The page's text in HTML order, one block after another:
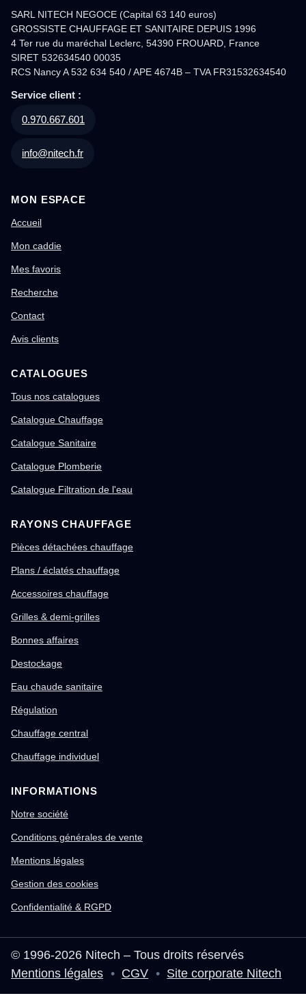
SARL NITECH NEGOCE (Capital 63 140 euros)
GROSSISTE CHAUFFAGE ET SANITAIRE DEPUIS 1996
4 Ter rue du maréchal Leclerc, 54390 FROUARD, France
SIRET 532634540 00035
RCS Nancy A 532 634 540 / APE 4674B – TVA FR31532634540
Service client :
0.970.667.601
info@nitech.fr
MON ESPACE
Accueil
Mon caddie
Mes favoris
Recherche
Contact
Avis clients
CATALOGUES
Tous nos catalogues
Catalogue Chauffage
Catalogue Sanitaire
Catalogue Plomberie
Catalogue Filtration de l'eau
RAYONS CHAUFFAGE
Pièces détachées chauffage
Plans / éclatés chauffage
Accessoires chauffage
Grilles & demi-grilles
Bonnes affaires
Destockage
Eau chaude sanitaire
Régulation
Chauffage central
Chauffage individuel
INFORMATIONS
Notre société
Conditions générales de vente
Mentions légales
Gestion des cookies
Confidentialité & RGPD
© 1996-2026 Nitech – Tous droits réservés
Mentions légales • CGV • Site corporate Nitech